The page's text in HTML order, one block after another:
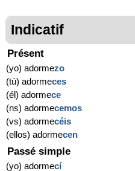
Indicatif
Présent
(yo) adormezo
(tú) adormeces
(él) adormece
(ns) adormecemos
(vs) adormecéis
(ellos) adormecen
Passé simple
(yo) adormecí